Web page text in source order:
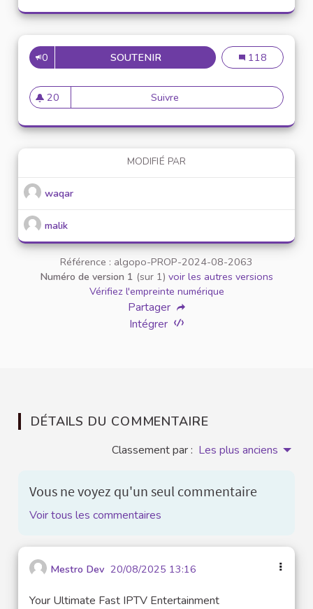
0 SOUTENIRDOWNLOAD TERABOX MOD
Download
118
20
20 abonnés
Suivre Download Terabox MOD
MODIFIÉ PAR
waqar
malik
Référence : algopo-PROP-2024-08-2063
Numéro de version 1 (sur 1) voir les autres versions
Vérifiez l'empreinte numérique
Partager
Intégrer
DÉTAILS DU COMMENTAIRE
Classement par : Les plus anciens
Vous ne voyez qu'un seul commentaire
Voir tous les commentaires
Mestro Dev 20/08/2025 13:16
Your Ultimate Fast IPTV Entertainment